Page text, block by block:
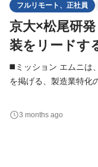
フルリモート、正社員
京大×松尾研
装をリードす
◼️ミッション エムニは
を掲げる、製造業特化
業の業務課題を解決す
ます。 PoCだけでな
3 months ago